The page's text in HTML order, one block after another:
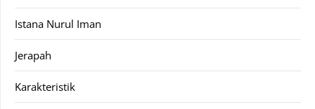
Istana Nurul Iman
Jerapah
Karakteristik